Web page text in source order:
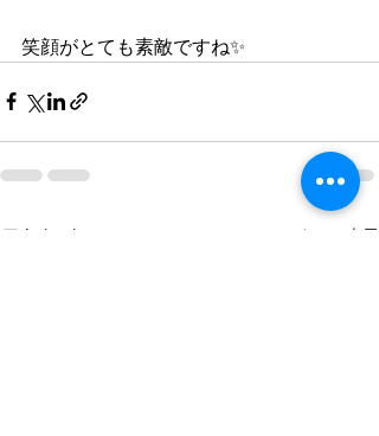
笑顔がとても素敵ですね✨
すべて表示